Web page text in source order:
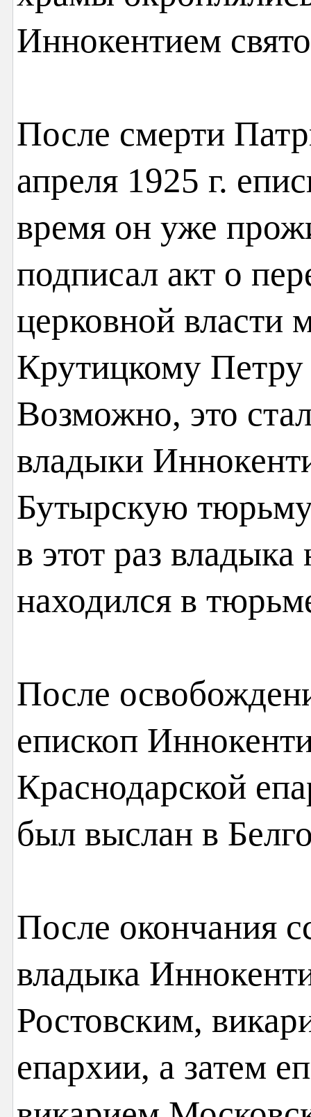
Иннокентием
После смерти
апреля 1925 г.
время он уже
подписал акт о
церковной власти
Крутицкому
Возможно, это
владыки
Бутырскую тюрьму
в этот раз
находился в
После
епископ
Краснодарской
был выслан в
После окончания
владыка
Ростовским,
епархии, а затем